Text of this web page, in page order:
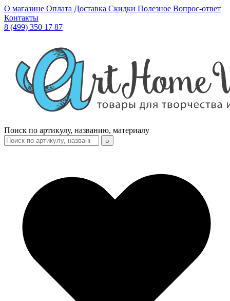
О магазине Оплата Доставка Скидки Полезное Вопрос-ответ
Контакты
8 (499) 350 17 87
Поиск по артикулу, названию, материалу
⌕